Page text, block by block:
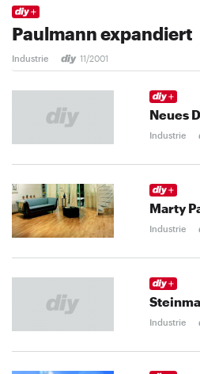
Paulmann expandiert
Industrie 11/2001
Neues
Industrie
Marty
Industrie
Industrie